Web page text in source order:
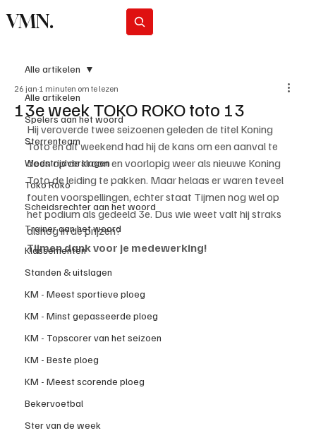
VMN.
Alle artikelen
Spelers aan het woord
Sterrenteam
Wedstrijdverslagen
Toko Roko
Scheidsrechter aan het woord
Trainer aan het woord
Klassementen
Standen & uitslagen
KM - Meest sportieve ploeg
KM - Minst gepasseerde ploeg
KM - Topscorer van het seizoen
KM - Beste ploeg
KM - Meest scorende ploeg
Bekervoetbal
Ster van de week
Alle artikelen
13e week TOKO ROKO toto 13
26 jan 1 minuten om te lezen
Hij veroverde twee seizoenen geleden de titel Koning
Toto en dit weekend had hij de kans om een aanval te
doen op de kroon en voorlopig weer als nieuwe Koning
Toto de leiding te pakken. Maar helaas er waren teveel
fouten voorspellingen, echter staat Tijmen nog wel op
het podium als gedeeld 3e. Dus wie weet valt hij straks
alsnog in de prijzen?
Tijmen dank voor je medewerking!